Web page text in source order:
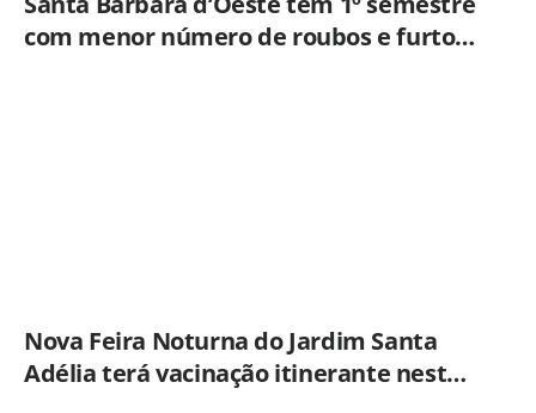
com menor número de roubos e furtos
Nova Feira Noturna do Jardim Santa
Adélia terá vacinação itinerante nesta